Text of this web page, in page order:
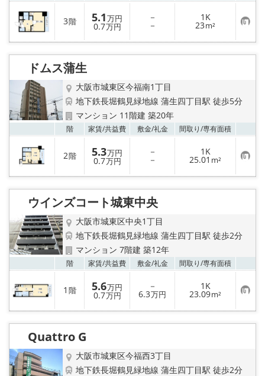
3階 5.1万円
0.7万円
－
－
1K
23m² お
気
に
り
ドムス蒲生
大阪市城東区今福南1丁目
地下鉄長堀鶴見緑地線 蒲生四丁目駅 徒歩5分
マンション 11階建 築20年
階 家賃/共益費 敷金/礼金 間取り/専有面積
2階 5.3万円
0.7万円
－
－
1K
25.01 m² お
気
に
り
ウインズコート城東中央
大阪市城東区中央1丁目
地下鉄長堀鶴見緑地線 蒲生四丁目駅 徒歩2分
マンション 7階建 築12年
階 家賃/共益費 敷金/礼金 間取り/専有面積
1 階 5.6万円
0.7万円
－
6.3万円
1K
23.09m² お
気
に
り
Quattro G
大阪市城東区今福西3丁目
地下鉄長堀鶴見緑地線 蒲生四丁目駅 徒歩2分